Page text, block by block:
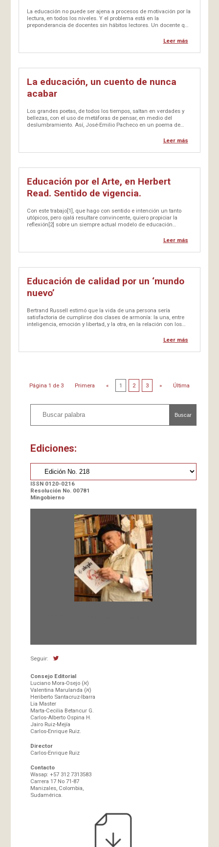
La educación no puede ser ajena a procesos de motivación por la
lectura, en todos los niveles. Y el problema está en la
preponderancia de docentes sin hábitos lectores. Un docente que
Leer más
La educación, un cuento de nunca
acabar
Los grandes poetas, de todos los tiempos, saltan en verdades y
bellezas, con el uso de metáforas de pensar, en medio del
deslumbramiento. Así, José-Emilio Pacheco en un poema de
Leer más
Educación por el Arte, en Herbert
Read. Sentido de vigencia.
Con este trabajo[1], que hago con sentido e intención un tanto
utópicos, pero ojalá resultare convincente, quiero propiciar la
reflexión[2] sobre un siempre actual modelo de educación
Leer más
Educación de calidad por un ‘mundo
nuevo’
Bertrand Russell estimó que la vida de una persona sería
satisfactoria de cumplirse dos clases de armonía: la una, entre
inteligencia, emoción y libertad, y la otra, en la relación con los
Leer más
Página 1 de 3 Primera « 1 2 3 » Última
Buscar
Ediciones:
ISSN 0120-0216
Resolución No. 00781
Mingobierno
Seguir:
Consejo Editorial
Luciano Mora-Osejo (א)
Valentina Marulanda (א)
Heriberto Santacruz-Ibarra
Lia Master
Marta-Cecilia Betancur G.
Carlos-Alberto Ospina H.
Jairo Ruiz-Mejía
Carlos-Enrique Ruiz.
Director
Carlos-Enrique Ruiz
Contacto
Wasap: +57 312 7313583
Carrera 17 No 71-87
Manizales, Colombia,
Sudamérica.